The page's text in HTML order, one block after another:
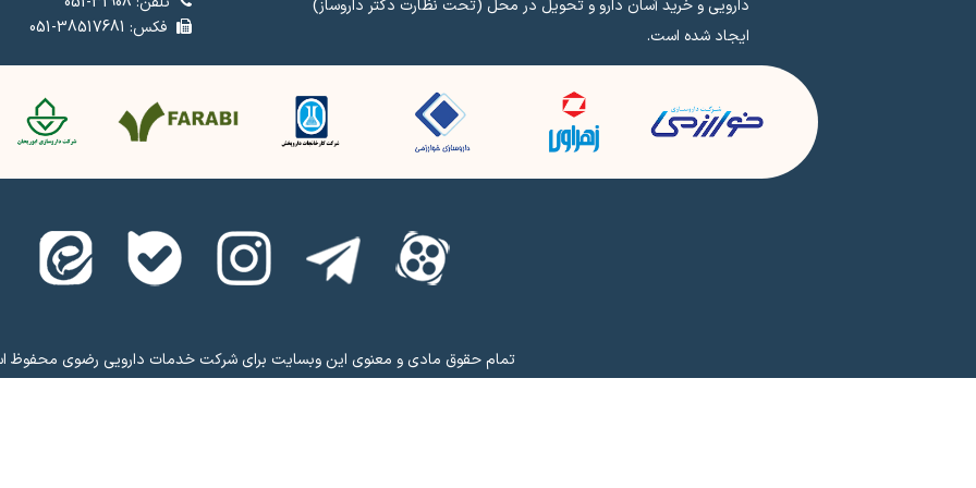
دارویی و خرید آسان دارو و تحویل در محل (تحت نظارت دکتر داروساز)
ایجاد شده است.
فکس: 38517681-051
تمام حقوق مادی و معنوی این وبسایت برای شرکت خدمات دارویی رضوی محفوظ